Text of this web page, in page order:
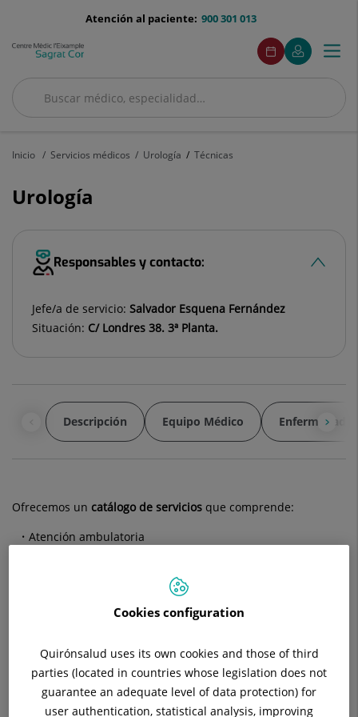
menu-
900 301 013
Atención al paciente:
Buscar
Buscar
menuAcceso
Pedir
cita
Este
enlace
se
abrirá
nueva.
Mi
Quirónsalud
Este
enlace
se
abrirá
ventana
nueva.
Menú
Inicio Servicios médicos Urología Técnicas
Urología
Responsables y contacto:
Jefe/a de servicio: Salvador Esquena Fernández
Situación: C/ Londres 38. 3ª Planta.
Descripción Equipo Médico Enfermedades
Ofrecemos un catálogo de servicios que comprende:
Atención ambulatoria
Técnica diagnósticas, propias y en colaboración con los
Servicio de Medicina Nuclear y Radiología
Técnicas quirúrgicas generalizadas
Técnicas quirúrgicas y procedimientos especiales : unidad
de litotricia, LEOC.
Cookies configuration
Quirónsalud uses its own cookies and those of third
parties (located in countries whose legislation does not
guarantee an adequate level of data protection) for
user authentication, statistical analysis, improving